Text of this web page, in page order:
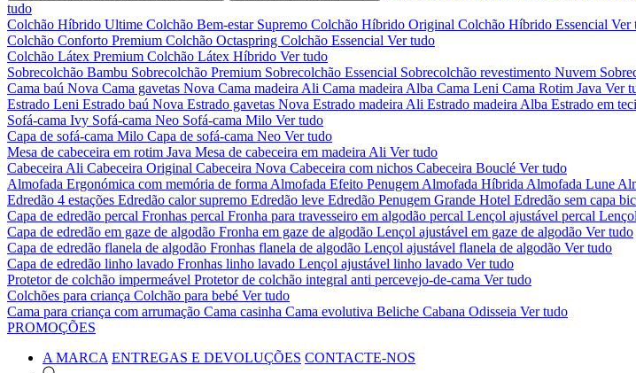
tudo
Colchão Híbrido Ultime Colchão Bem-estar Supremo Colchão Híbrido Original Colchão Híbrido Essencial Ver
Colchão Conforto Premium Colchão Octaspring Colchão Essencial Ver tudo
Colchão Látex Premium Colchão Látex Híbrido Ver tudo
Sobrecolchão Bambu Sobrecolchão Premium Sobrecolchão Essencial Sobrecolchão revestimento Nuvem
Cama baú Nova Cama gavetas Nova Cama madeira Ali Cama madeira Alba Cama Leni Cama Rotim Java Ver
Estrado Leni Estrado baú Nova Estrado gavetas Nova Estrado madeira Ali Estrado madeira Alba Estrado em
Sofá-cama Ivy Sofá-cama Neo Sofá-cama Milo Ver tudo
Capa de sofá-cama Milo Capa de sofá-cama Neo Ver tudo
Mesa de cabeceira em rotim Java Mesa de cabeceira em madeira Ali Ver tudo
Cabeceira Ali Cabeceira Original Cabeceira Nova Cabeceira com nichos Cabeceira Bouclé Ver tudo
Almofada Ergonómica com memória de forma Almofada Efeito Penugem Almofada Híbrida Almofada Lune
Edredão 4 estações Edredão calor supremo Edredão leve Edredão Penugem Grande Hotel Edredão sem capa
Capa de edredão percal Fronhas percal Fronha para travesseiro em algodão percal Lençol ajustável percal
Capa de edredão em gaze de algodão Fronha em gaze de algodão Lençol ajustável em gaze de algodão Ver tudo
Capa de edredão flanela de algodão Fronhas flanela de algodão Lençol ajustável flanela de algodão Ver tudo
Capa de edredão linho lavado Fronhas linho lavado Lençol ajustável linho lavado Ver tudo
Protetor de colchão impermeável Protetor de colchão integral anti percevejo-de-cama Ver tudo
Colchões para criança Colchão para bebé Ver tudo
Cama para criança com arrumação Cama casinha Cama evolutiva Beliche Cabana Odisseia Ver tudo
PROMOÇÕES
A MARCA ENTREGAS E DEVOLUÇÕES CONTACTE-NOS